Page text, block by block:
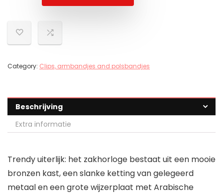
Category: Clips, armbandjes and polsbandjes
Beschrijving
Extra informatie
Trendy uiterlijk: het zakhorloge bestaat uit een mooie
bronzen kast, een slanke ketting van gelegeerd
metaal en een grote wijzerplaat met Arabische